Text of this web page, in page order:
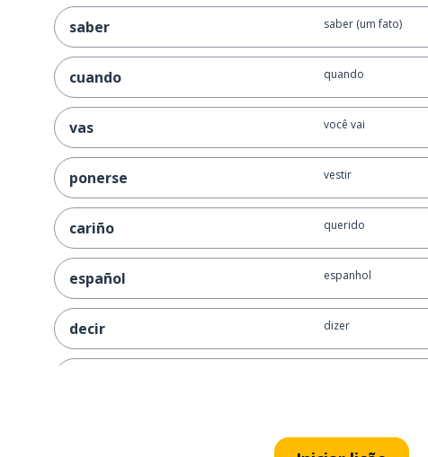
saber saber (um fato)
cuando quando
vas você vai
ponerse vestir
cariño querido
español espanhol
decir dizer